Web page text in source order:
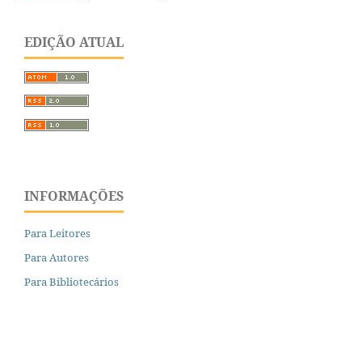
EDIÇÃO ATUAL
INFORMAÇÕES
Para Leitores
Para Autores
Para Bibliotecários